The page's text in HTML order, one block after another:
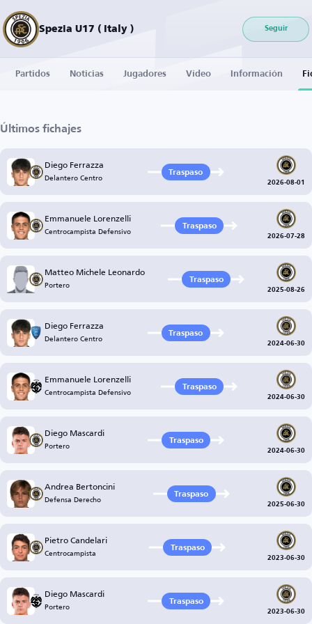
Spezia U17 ( Italy ) Seguir
Partidos Noticias Jugadores Vídeo Información
Últimos fichajes
Diego Ferrazza
Delantero Centro Traspaso
2026-08-01
Emmanuele Lorenzelli
Centrocampista Defensivo Traspaso
2026-07-28
Matteo Michele Leonardo
Portero Traspaso
2025-08-26
Diego Ferrazza
Delantero Centro Traspaso
2024-06-30
Emmanuele Lorenzelli
Centrocampista Defensivo Traspaso
2024-06-30
Diego Mascardi
Portero Traspaso
2024-06-30
Andrea Bertoncini
Defensa Derecho Traspaso
2025-06-30
Pietro Candelari
Centrocampista Traspaso
2023-06-30
Diego Mascardi
Portero Traspaso
2023-06-30